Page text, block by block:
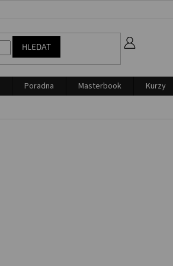
HLEDAT
Poradna Masterbook Kurzy